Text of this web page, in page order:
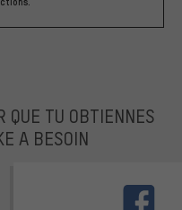
QUE TU OBTIENNES
A BESOIN